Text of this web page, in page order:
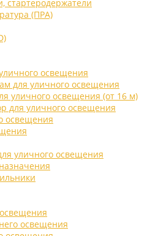
стартеродержатели
(ПРА)
освещения
для уличного освещения
уличного освещения (от 16 м)
для уличного освещения
освещения
уличного освещения
освещения